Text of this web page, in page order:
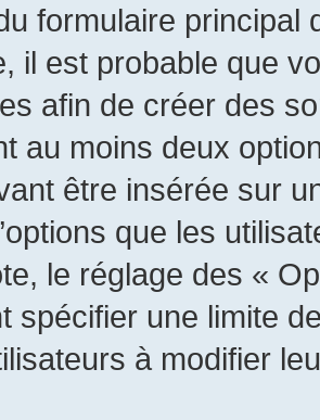
formulaire principal
il est probable que
afin de créer des
au moins deux
être insérée sur
que les
le réglage des «
spécifier une limite
à modifier